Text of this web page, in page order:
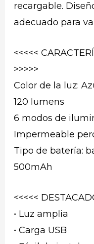
recargable.
adecuado para
<<<<<
>>>>>
Color de la luz:
120 lumens
6 modos de
Impermeable
Tipo de batería:
500mAh
<<<<<
• Luz amplia
• Carga USB